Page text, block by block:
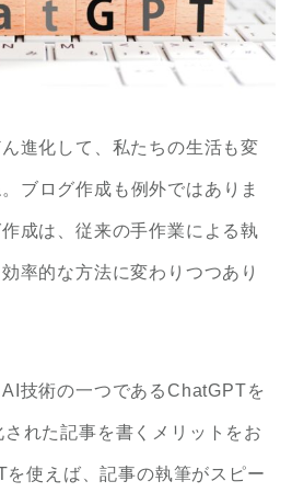
進化して、私たちの生活も変
ブログ作成も例外ではありま
成は、従来の手作業による執
率的な方法に変わりつつあり
技術の一つであるChatGPTを
れた記事を書くメリットをお
使えば、記事の執筆がスピー